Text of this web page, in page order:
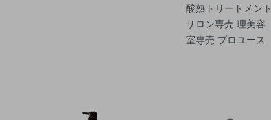
酸熱トリートメント
サロン専売 理美容
室専売 プロユース